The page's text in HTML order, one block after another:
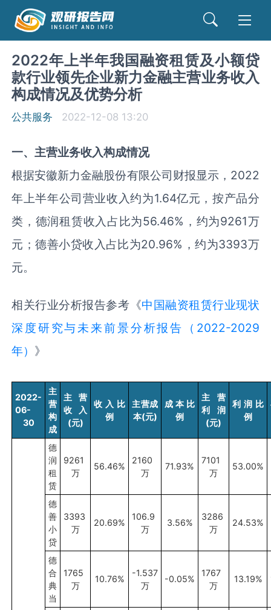
2022年上半年我国融资租赁及小额贷
款行业领先企业新力金融主营业务收入
构成情况及优势分析
公共服务 2022-12-08 13:20
一、主营业务收入构成情况
根据安徽新力金融股份有限公司财报显示， 2022
年上半年公司营业收入约为1.64亿元，按产品分
类，德润租赁收入占比为56.46% ，约为9261万
元；德善小贷收入占比为20.96% ，约为3393万
元。
相关行业分析报告参考《中国融资租赁行业现状
深度研究与未来前景分析报告（2022-2029
年） 》
2022-
06-
30
主
营
构
成
主营
收入
(元)
收入比
例
主营成
本(元)
成本比
例
主营
利润
(元)
利润比
例
德
润
租
赁
9261
万
56.46%
2160
万
71.93%
7101
万
53.00%
德
善
小
贷
3393
万
20.69%
106.9
万
3.56%
3286
万
24.53%
德
合
典
当
1765
万
10.76%
-1.537
万
-0.05%
1767
万
13.19%